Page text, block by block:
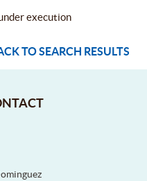
execution
TO SEARCH RESULTS